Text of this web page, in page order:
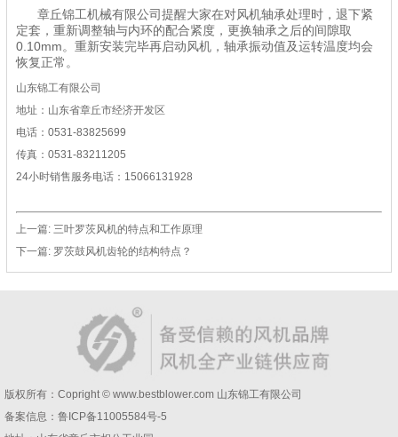
章丘锦工机械有限公司提醒大家在对风机轴承处理时，退下紧
定套，重新调整轴与内环的配合紧度，更换轴承之后的间隙取
0.10mm。重新安装完毕再启动风机，轴承振动值及运转温度均会
恢复正常。
山东锦工有限公司
地址：山东省章丘市经济开发区
电话：0531-83825699
传真：0531-83211205
24小时销售服务电话：15066131928
上一篇: 三叶罗茨风机的特点和工作原理
下一篇: 罗茨鼓风机齿轮的结构特点？
版权所有：Copright © www.bestblower.com 山东锦工有限公司
备案信息： 鲁ICP备11005584号-5